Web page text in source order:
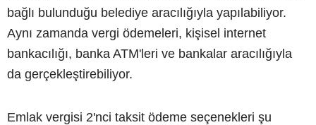
bağlı bulunduğu belediye aracılığıyla yapılabiliyor.
Aynı zamanda vergi ödemeleri, kişisel internet
bankacılığı, banka ATM'leri ve bankalar aracılığıyla
da gerçekleştirebiliyor.
Emlak vergisi 2'nci taksit ödeme seçenekleri şu